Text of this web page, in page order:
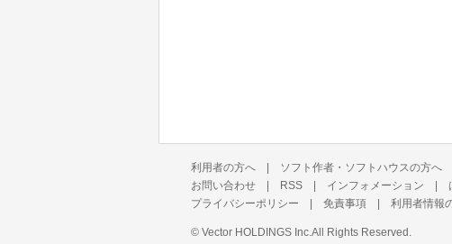
利用者の方へ | ソフト作者・ソフトハウスの方へ
お問い合わせ | RSS | インフォメーション |
プライバシーポリシー | 免責事項 | 利用者情報
© Vector HOLDINGS Inc. All Rights Reserved.